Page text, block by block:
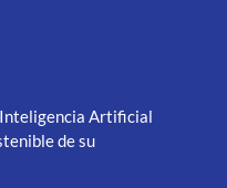
Inteligencia Artificial
de su